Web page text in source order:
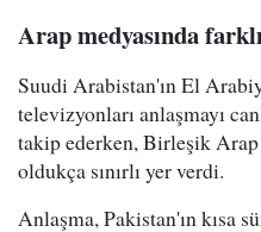
Arap medyasında
Suudi Arabistan'ın El
televizyonları anlaşmayı
takip ederken, Birleşik
oldukça sınırlı yer verdi.
Anlaşma, Pakistan'ın kısa